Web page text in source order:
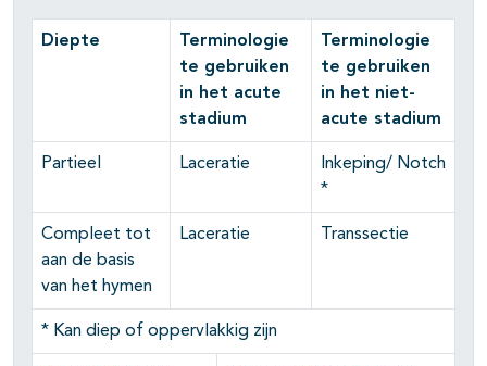
Diepte
Terminologie
te gebruiken
in het acute
stadium
Terminologie
te gebruiken
in het niet-
acute stadium
Partieel Laceratie
Inkeping/ Notch
*
Compleet tot
aan de basis
van het hymen
Laceratie Transsectie
* Kan diep of oppervlakkig zijn